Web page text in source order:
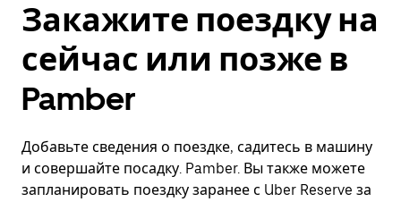
Закажите поездку на
сейчас или позже в
Pamber
Добавьте сведения о поездке, садитесь в машину
и совершайте посадку. Pamber. Вы также можете
запланировать поездку заранее с Uber Reserve за